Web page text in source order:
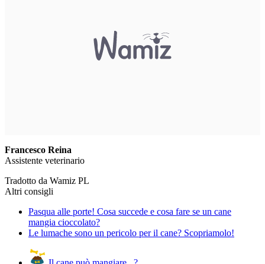
Francesco Reina
Assistente veterinario
Tradotto da Wamiz PL
Altri consigli
Pasqua alle porte! Cosa succede e cosa fare se un cane
mangia cioccolato?
Le lumache sono un pericolo per il cane? Scopriamolo!